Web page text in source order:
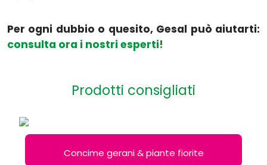
Per ogni dubbio o quesito, Gesal può aiutarti:
consulta ora i nostri esperti!
Prodotti consigliati
Concime gerani & piante fiorite